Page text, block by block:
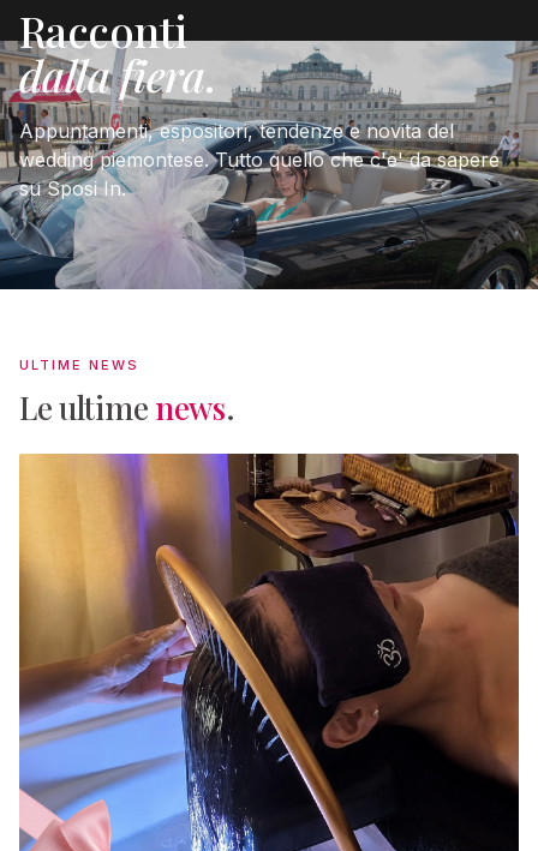
Racconti
dalla fiera.
Appuntamenti, espositori, tendenze e novita del
wedding piemontese. Tutto quello che c'e' da sapere
su Sposi In.
ULTIME NEWS
Le ultime news.